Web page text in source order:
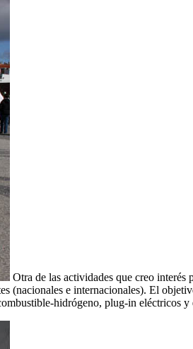
Otra de las actividades que creo
(nacionales e internacionales). El
hidrógeno, plug-in eléctricos y